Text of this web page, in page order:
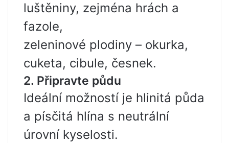
luštěniny, zejména hrách a
fazole,
zeleninové plodiny – okurka,
cuketa, cibule, česnek.
2. Připravte půdu
Ideální možností je hlinitá půda
a písčitá hlína s neutrální
úrovní kyselosti.